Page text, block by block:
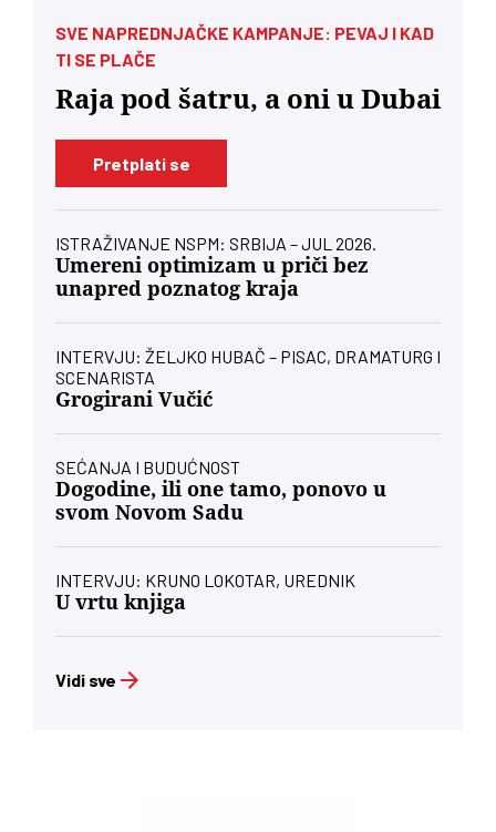
SVE NAPREDNJAČKE KAMPANJE: PEVAJ I KAD
TI SE PLAČE
Raja pod šatru, a oni u Dubai
Pretplati se
ISTRAŽIVANJE NSPM: SRBIJA – JUL 2026.
Umereni optimizam u priči bez
unapred poznatog kraja
INTERVJU: ŽELJKO HUBAČ – PISAC, DRAMATURG I
SCENARISTA
Grogirani Vučić
SEĆANJA I BUDUĆNOST
Dogodine, ili one tamo, ponovo u
svom Novom Sadu
INTERVJU: KRUNO LOKOTAR, UREDNIK
U vrtu knjiga
Vidi sve